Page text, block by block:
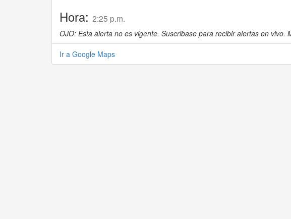
Hora: 2:25 p.m.
OJO: Esta alerta no es vigente. Suscribase para recibir alertas en vivo.
Ir a Google Maps